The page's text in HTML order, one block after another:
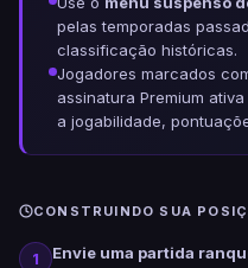
pelas temporadas
classificação históricas.
Jogadores marcados
assinatura Premium
a jogabilidade,
CONSTRUINDO SUA
1
Envie uma partida